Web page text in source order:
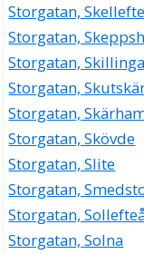
Storgatan,
Storgatan,
Storgatan,
Storgatan,
Storgatan,
Storgatan, Skövde
Storgatan, Slite
Storgatan,
Storgatan,
Storgatan, Solna